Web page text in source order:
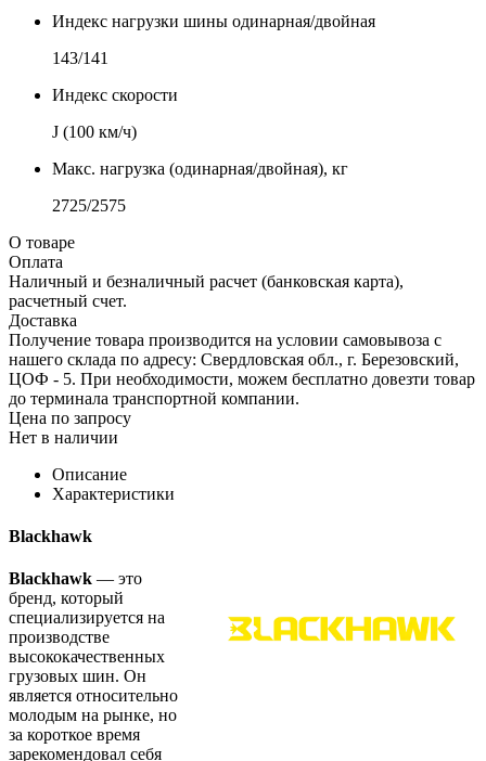
Индекс нагрузки шины одинарная/двойная
143/141
Индекс скорости
J (100 км/ч)
Макс. нагрузка (одинарная/двойная), кг
2725/2575
О товаре
Оплата
Наличный и безналичный расчет (банковская карта),
расчетный счет.
Доставка
Получение товара производится на условии самовывоза с
нашего склада по адресу: Свердловская обл., г. Березовский,
ЦОФ - 5. При необходимости, можем бесплатно довезти товар
до терминала транспортной компании.
Цена по запросу
Нет в наличии
Описание
Характеристики
Blackhawk
Blackhawk — это
бренд, который
специализируется на
производстве
высококачественных
грузовых шин. Он
является относительно
молодым на рынке, но
за короткое время
зарекомендовал себя